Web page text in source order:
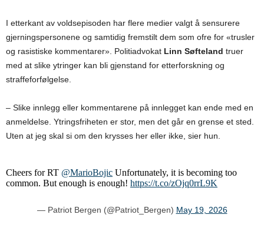
I etterkant av voldsepisoden har flere medier valgt å sensurere
gjerningspersonene og samtidig fremstilt dem som ofre for «trusler
og rasistiske kommentarer». Politiadvokat Linn Søfteland truer
med at slike ytringer kan bli gjenstand for etterforskning og
straffeforfølgelse.
– Slike innlegg eller kommentarene på innlegget kan ende med en
anmeldelse. Ytringsfriheten er stor, men det går en grense et sted.
Uten at jeg skal si om den krysses her eller ikke, sier hun.
Cheers for RT @MarioBojic Unfortunately, it is becoming too
common. But enough is enough! https://t.co/zOjq0rrL9K
— Patriot Bergen (@Patriot_Bergen) May 19, 2026